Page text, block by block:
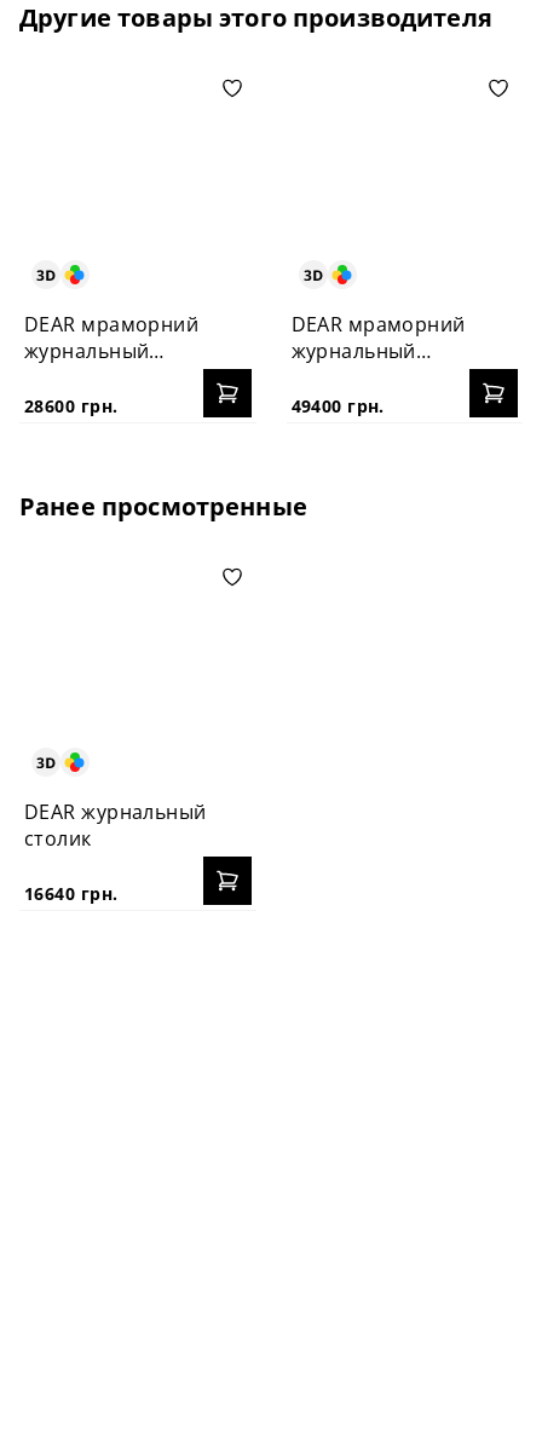
Другие товары этого производителя
DEAR мраморний
журнальный
28600 грн.
DEAR мраморний
журнальный
49400 грн.
Ранее просмотренные
DEAR журнальный
столик
16640 грн.